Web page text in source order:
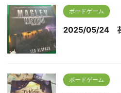
ボードゲーム
2025/05/24 荏
ボードゲーム